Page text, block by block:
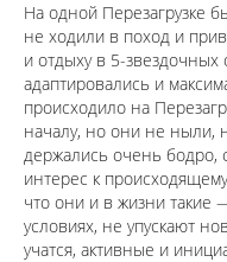
На одной Перезагрузке
не ходили в поход и
и отдыху в 5-
адаптировались и
происходило на
началу, но они не ныли,
держались очень бодро,
интерес к
что они и в жизни такие
условиях, не упускают
учатся, активные и